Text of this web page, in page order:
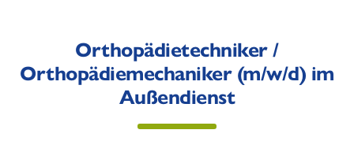
Orthopädietechniker /
Orthopädiemechaniker (m/w/d) im
Außendienst